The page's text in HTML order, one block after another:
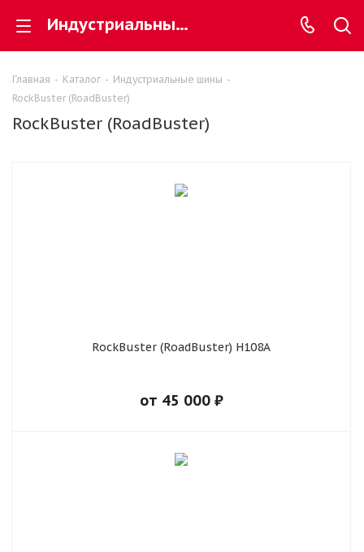
Индустриальные шины RockBuster (RoadBuster) - купить по выгодной цене в СПЕЦАВТОСНАБ
Главная - Каталог - Индустриальные шины -
RockBuster (RoadBuster)
RockBuster (RoadBuster)
RockBuster (RoadBuster) H108A
от 45 000₽